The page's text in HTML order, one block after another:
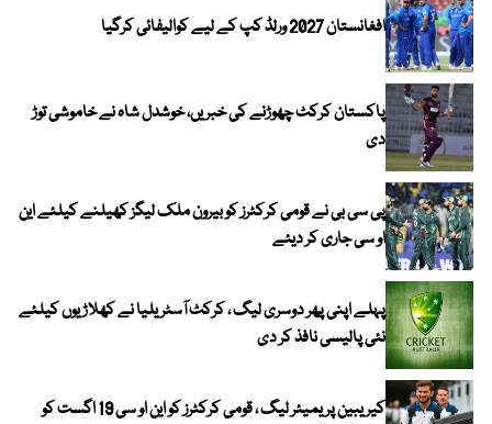
افغانستان 2027 ورلڈ کپ کے لیے کوالیفائی کرگیا
پاکستان کرکٹ چھوڑنے کی خبریں، خوشدل شاہ نے خاموشی توڑ
دی
پی سی بی نے قومی کرکٹرز کو بیرون ملک لیگز کھیلنے کیلئے این
او سی جاری کر دیئے
پہلے اپنی پھر دوسری لیگ ، کرکٹ آسٹریلیا نے کھلاڑیوں کیلئے
نئی پالیسی نافذ کر دی
کیریبین پریمیئر لیگ ، قومی کرکٹرز کو این او سی 19 اگست کو